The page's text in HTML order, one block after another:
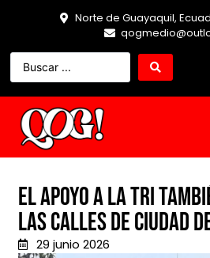
Norte de Guayaquil,
El apoyo a la tri
las calles de Ciudad
29 junio 2026